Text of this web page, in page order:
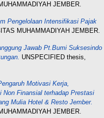
JEMBER.
Pengelolaan Intensifikasi Pajak
MUHAMMADIYAH JEMBER.
Jawab Pt.Bumi Suksesindo
UNSPECIFIED thesis,
Motivasi Kerja,
Finansial terhadap Prestasi
Mulia Hotel & Resto Jember.
JEMBER.